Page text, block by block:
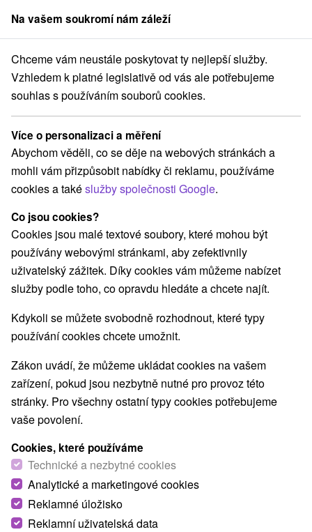
člen skupinySorger
Halloween pobyty Západné Slovensko Trnavský kraj Piešťany
Halloween pobyty Piešťany
Kategorie
Všechny kategorie
Pobyty v akci(20)
Wellness pobyty(23) Víkendové pobyty(17)
Romantické pobyty
Rodinné pobyty(12)
Vyberte lokalitu nebo termín
Nejprodávanější
VŠECHNY TOP - NEJPRODÁVANĚJŠÍ NEJLEVNĚJŠÍ
TIP
Na vašem soukromí nám záleží
Chceme vám neustále poskytovat ty nejlepší služby.
Vzhledem k platné legislativě od vás ale potřebujeme
souhlas s používáním souborů cookies.
Více o personalizaci a měření
Abychom věděli, co se děje na webových stránkách a
mohli vám přizpůsobit nabídky či reklamu, používáme
cookies a takéslužby společnosti Google.
Co jsou cookies?
Cookies jsou malé textové soubory, které mohou být
používány webovými stránkami, aby zefektivnily
uživatelský zážitek. Díky cookies vám můžeme nabízet
služby podle toho, co opravdu hledáte a chcete najít.
Kdykoli se můžete svobodně rozhodnout, které typy
používání cookies chcete umožnit.
Zákon uvádí, že můžeme ukládat cookies na vašem
zařízení, pokud jsou nezbytně nutné pro provoz této
stránky. Pro všechny ostatní typy cookies potřebujeme
vaše povolení.
Cookies, které používáme
Technické a nezbytné cookies
Analytické a marketingové cookies
Reklamné úložisko
Reklamní uživatelská data